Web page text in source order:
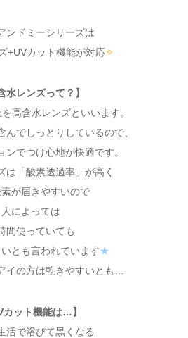
ンドミーシリーズは
+UVカット機能が対応✧
水レンズって？】
高含水レンズといいます。
んでしっとりしているので、
ンでつけ心地が快適です。
は「酸素透過率」が高く
が届きやすいので
人によっては
間使っていても
とも言われています★
イの方は乾きやすいとも…
カット機能は…】
活で浴びて黒くなる